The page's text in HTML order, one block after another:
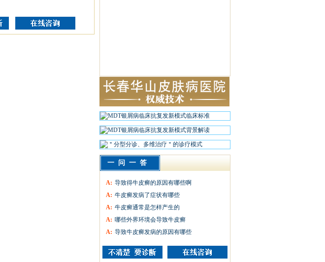
一问一答
A: 导致得牛皮癣的原因有哪些啊
A: 牛皮癣发病了症状有哪些
A: 牛皮癣通常是怎样产生的
A: 哪些外界环境会导致牛皮癣
A: 导致牛皮癣发病的原因有哪些